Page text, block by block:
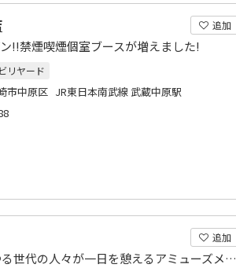
追加
!!禁煙喫煙個室ブースが増えました!
ビリヤード
市中原区 JR東日本南武線 武蔵中原駅
追加
コロナワールドはあらゆる世代の人々が一日を憩えるアミューズメント施設として感動をお届します